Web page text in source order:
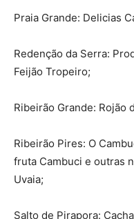
Praia Grande: Delicias
Redenção da Serra:
Feijão Tropeiro;
Ribeirão Grande: Rojão
Ribeirão Pires: O
fruta Cambuci e outras
Uvaia;
Salto de Pirapora: